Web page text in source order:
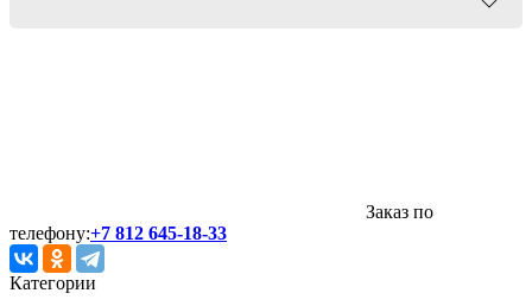
Заказ по
телефону:+7 812 645-18-33
Категории